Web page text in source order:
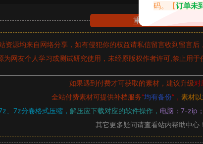
重要声明
资源均来自网络分享，如有侵犯你的权益请私信留言收到留言后
为网友个人学习或测试研究使用，未经原版权作者许可,禁止用于
如果遇到付费才可获取的素材，建议升级对
全站付费素材可提供补档服务“均有备份”， 素材以
、7z分卷格式压缩， 解压应下载对应的软件操作， 电脑：7-zip
其它更多疑问请查看站内帮助中心！
码。【订单未